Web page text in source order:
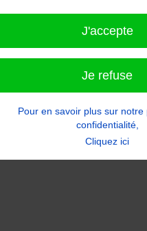
J'accepte
Je refuse
Pour en savoir plus sur notre
confidentialité,
Cliquez ici